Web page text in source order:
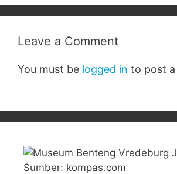
Leave a Comment
You must be logged in to post